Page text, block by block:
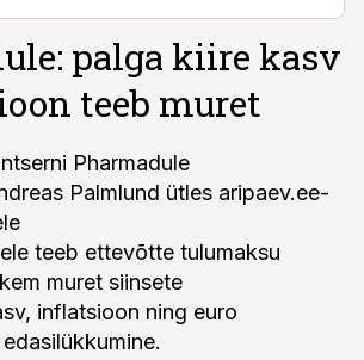
palga kiire kasv
teeb muret
Pharmadule
Palmlund ütles aripaev.ee-
teeb ettevõtte tulumaksu
muret siinsete
inflatsioon ning euro